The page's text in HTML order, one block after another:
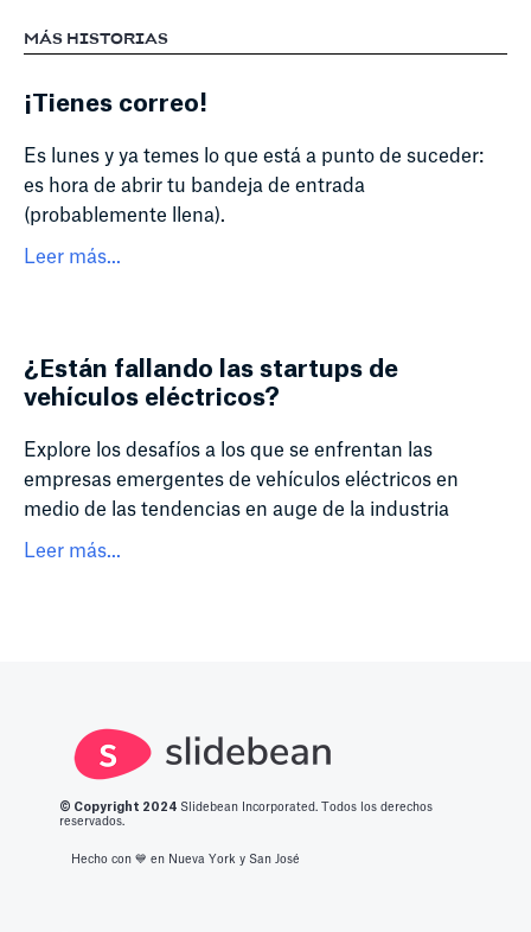
MÁS HISTORIAS
¡Tienes correo!
Es lunes y ya temes lo que está a punto de suceder:
es hora de abrir tu bandeja de entrada
(probablemente llena).
Leer más...
¿Están fallando las startups de
vehículos eléctricos?
Explore los desafíos a los que se enfrentan las
empresas emergentes de vehículos eléctricos en
medio de las tendencias en auge de la industria
Leer más...
© Copyright 2 024 Slidebean Incorporated. Todos los derechos
reservados.
Hecho con 💙️ en Nueva York y San José